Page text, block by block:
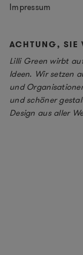
Impressum
ACHTUNG, SIE
Lilli Green wirbt
Ideen. Wir setzen
und
und schöner
Design aus aller